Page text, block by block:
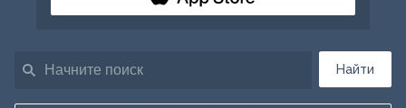
Найти